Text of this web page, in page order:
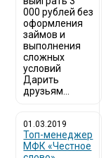
000 рублей без
оформления
займов и
выполнения
сложных
условий
Дарить
друзьям...
01.03.2019
Топ-менеджер
МФК «Честное